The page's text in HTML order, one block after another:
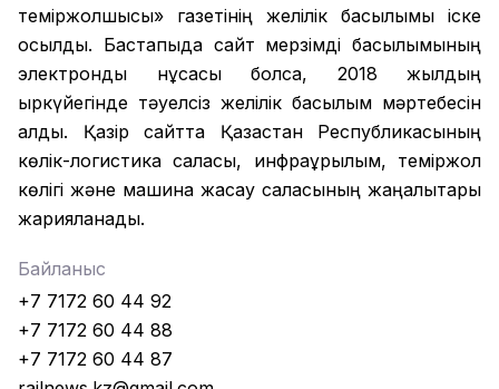
теміржолшысы» газетінің желілік басылымы іске
қосылды. Бастапқыда сайт мерзімді басылымының
электронды нұсқасы болса, 2018 жылдың
қыркүйегінде тәуелсіз желілік басылым мәртебесін
алды. Қазір сайтта Қазақстан Республикасының
көлік-логистика саласы, инфрақұрылым, теміржол
көлігі және машина жасау саласының жаңалықтары
жарияланады.
Байланыс
+7 7172 60 44 92
+7 7172 60 44 88
+7 7172 60 44 87